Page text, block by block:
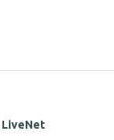
LiveNet